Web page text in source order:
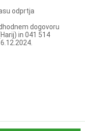
odprtja
dogovoru
in 041 514